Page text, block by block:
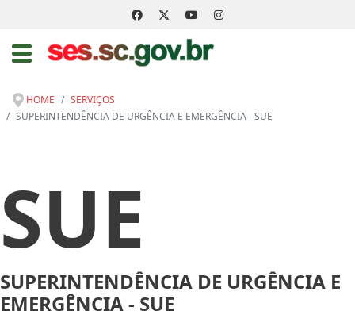
HOME
SERVIÇOS
SUPERINTENDÊNCIA DE URGÊNCIA E EMERGÊNCIA - SUE
SUE
SUPERINTENDÊNCIA DE URGÊNCIA E
EMERGÊNCIA - SUE